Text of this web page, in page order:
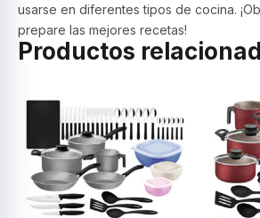
usarse en diferentes tipos de cocina.
prepare las mejores recetas!
Productos